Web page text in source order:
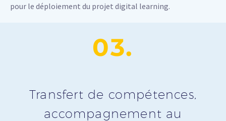
pour le déploiement du projet digital learning.
03.
Transfert de compétences,
accompagnement au